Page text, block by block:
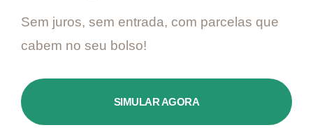
Sem juros, sem entrada, com parcelas que
cabem no seu bolso!
SIMULAR AGORA